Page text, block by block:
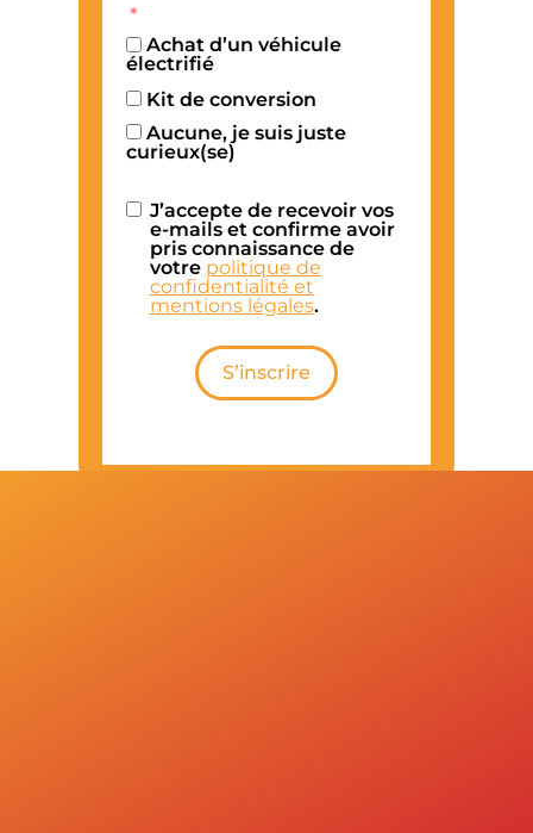
Achat d’un véhicule
électrifié
Kit de conversion
Aucune, je suis juste
curieux(se)
J’accepte de recevoir vos
e-mails et confirme avoir
pris connaissance de
votre politique de
confidentialité et
mentions légales.
S’inscrire